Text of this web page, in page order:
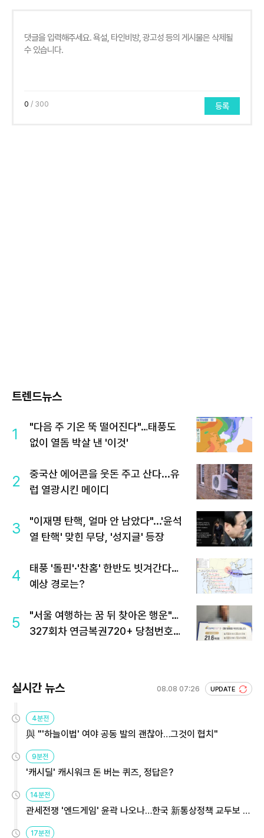
0 / 300 등록
트렌드뉴스
1
"다음 주 기온 뚝 떨어진다"…태풍도
없이 열돔 박살 낸 '이것'
2
중국산 에어콘을 웃돈 주고 산다...유
럽 열광시킨 메이디
3
"이재명 탄핵, 얼마 안 남았다"...'윤석
열 탄핵' 맞힌 무당, '성지글' 등장
4
태풍 '돌핀'·'찬홈' 한반도 빗겨간다…
예상 경로는?
5
"서울 여행하는 꿈 뒤 찾아온 행운"…
327회차 연금복권720+ 당첨번호조
실시간 뉴스 08.08 07:26 UPDATE
4분전
與 "'하늘이법' 여야 공동 발의 괜찮아…그것이 협치"
9분전
'캐시딜' 캐시워크 돈 버는 퀴즈, 정답은?
14분전
관세전쟁 '엔드게임' 윤곽 나오나…한국 新통상정책 교두보 활
17분전